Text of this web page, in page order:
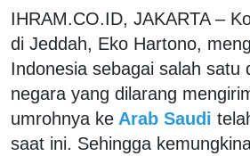
IHRAM.CO.ID, JAKARTA –
di Jeddah, Eko Hartono,
Indonesia sebagai salah satu
negara yang dilarang
umrohnya ke Arab Saudi
saat ini. Sehingga